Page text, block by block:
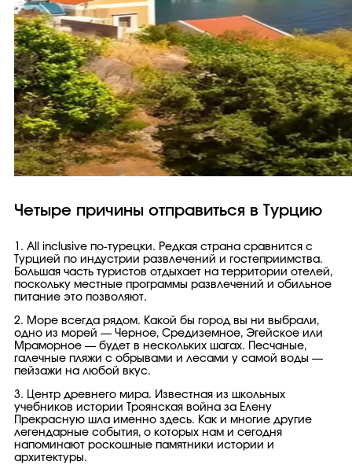
Четыре причины отправиться в Турцию
1. All inclusive по-турецки. Редкая страна сравнится с
Турцией по индустрии развлечений и гостеприимства.
Большая часть туристов отдыхает на территории отелей,
поскольку местные программы развлечений и обильное
питание это позволяют.
2. Море всегда рядом. Какой бы город вы ни выбрали,
одно из морей — Черное, Средиземное, Эгейское или
Мраморное — будет в нескольких шагах. Песчаные,
галечные пляжи с обрывами и лесами у самой воды —
пейзажи на любой вкус.
3. Центр древнего мира. Известная из школьных
учебников истории Троянская война за Елену
Прекрасную шла именно здесь. Как и многие другие
легендарные события, о которых нам и сегодня
напоминают роскошные памятники истории и
архитектуры.